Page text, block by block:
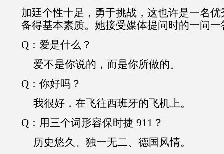
加廷个性十足，勇于挑战，这也许是一名
备得基本素质。她接受媒体提问时的一问
Q ：爱是什么？
爱不是你说的，而是你所做的。
Q ：你好吗？
我很好，在飞往西班牙的飞机上。
Q ：用三个词形容保时捷 911 ？
历史悠久、独一无二、德国风情。